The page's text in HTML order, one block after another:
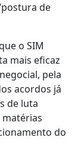
de
o SIM
mais eficaz
pela
acordos já
de luta
do